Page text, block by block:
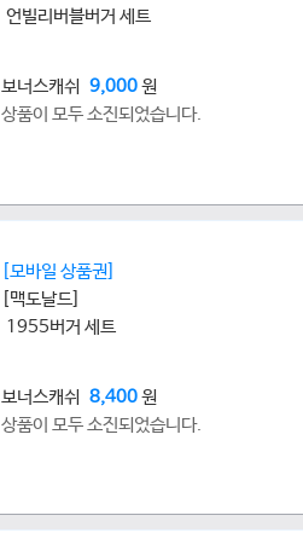
언빌리버블버거 세트
보너스캐쉬 9,000원
상품이 모두 소진되었습니다.
[모바일 상품권]
[맥도날드]
1955버거 세트
보너스캐쉬 8,400원
상품이 모두 소진되었습니다.